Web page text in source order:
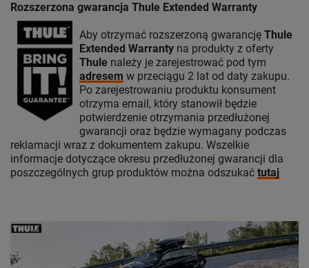
Rozszerzona gwarancja Thule Extended Warranty
Aby otrzymać rozszerzoną gwarancję Thule
Extended Warranty na produkty z oferty
Thule należy je zarejestrować pod tym
adresem w przeciągu 2 lat od daty zakupu.
Po zarejestrowaniu produktu konsument
otrzyma email, który stanowił będzie
potwierdzenie otrzymania przedłużonej
gwarancji oraz będzie wymagany podczas
reklamacji wraz z dokumentem zakupu. Wszelkie
informacje dotyczące okresu przedłużonej gwarancji dla
poszczególnych grup produktów można odszukać tutaj